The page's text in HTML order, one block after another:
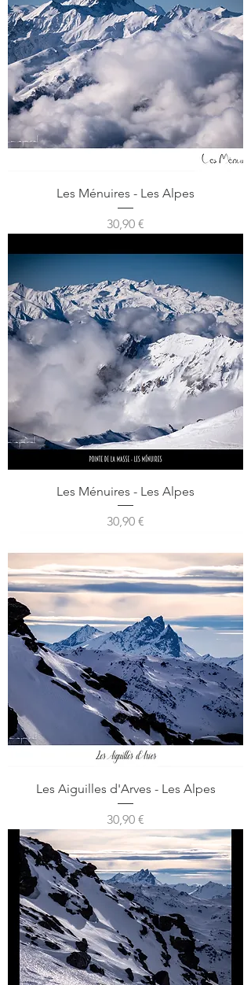
Les Ménuires - Les Alpes
Prix
30,90 €
Les Ménuires - Les Alpes
Prix
30,90 €
Les Aiguilles d'Arves - Les Alpes
Prix
30,90 €